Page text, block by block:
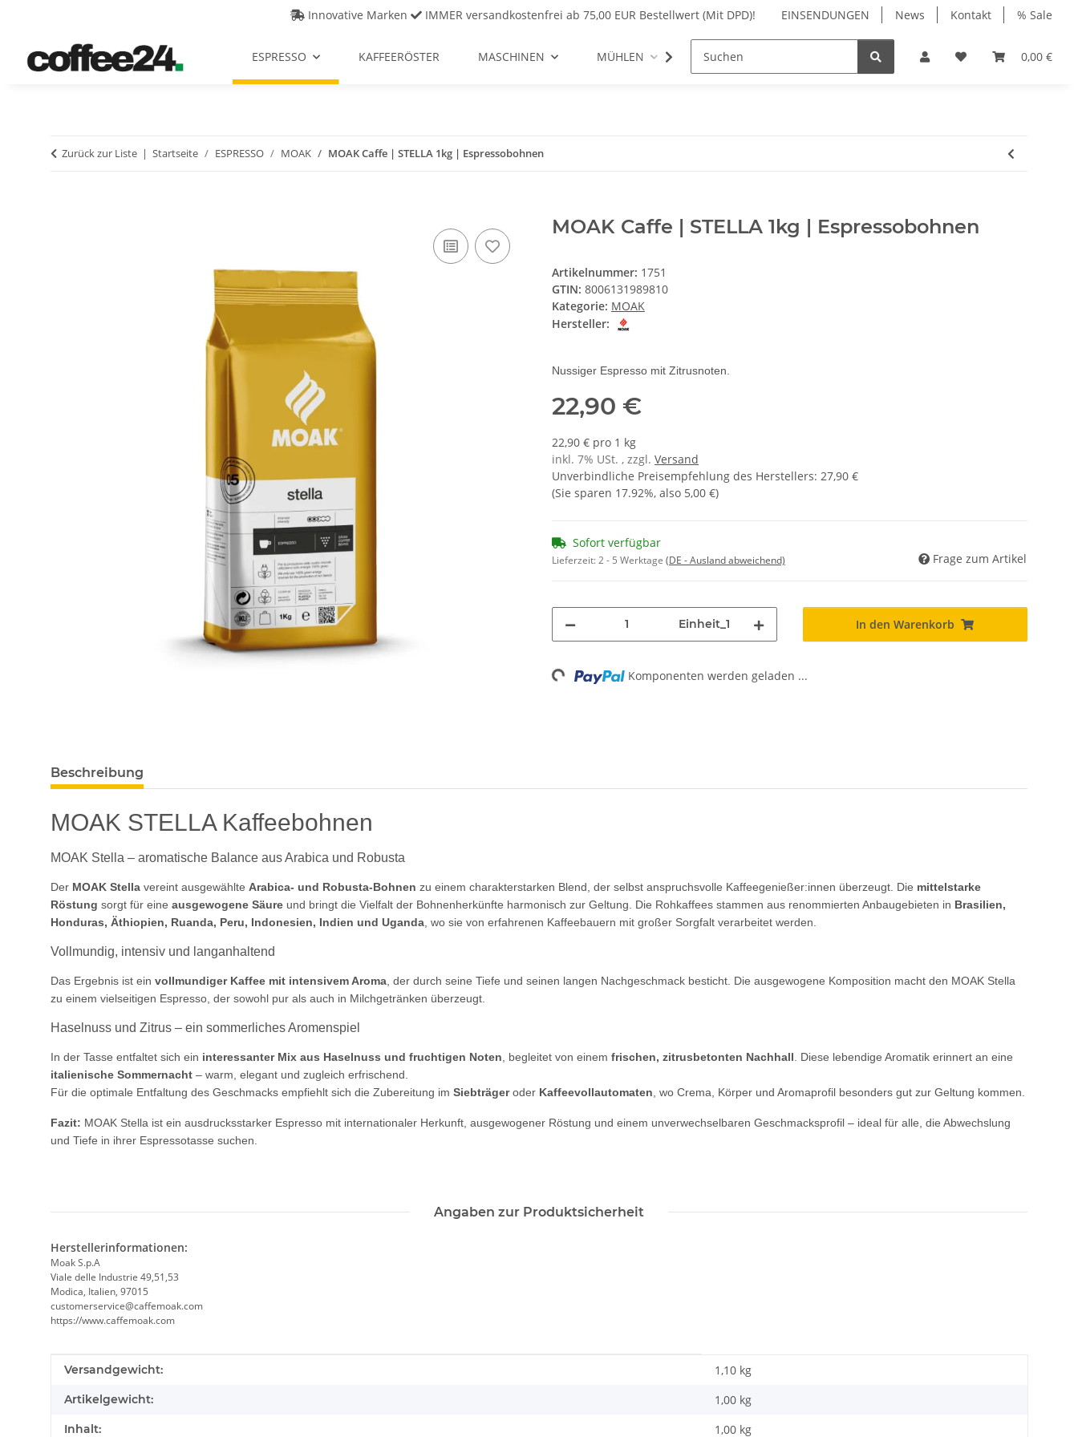
EINSENDUNGEN News Kontakt % Sale
Innovative Marken IMMER versandkostenfrei ab 75,00 EUR Bestellwert (Mit DPD)!
0,00 €
ESPRESSO KAFFEERÖSTER MASCHINEN MÜHLEN REINIGUNG WARTUNG | REPARATUR
Zurück zur Liste Startseite ESPRESSO MOAK MOAK Caffe | STELLA 1kg | Espressobohnen
MOAK Caffe | STELLA 1kg | Espressobohnen
Artikelnummer: 1751
GTIN: 8006131989810
Kategorie: MOAK
Hersteller:
Nussiger Espresso mit Zitrusnoten.
22,90 €
22,90 € pro 1 kg
inkl. 7% USt. , zzgl. Versand
Unverbindliche Preisempfehlung des Herstellers: 27,90 €
(Sie sparen 17.92%, also 5,00 €)
Sofort verfügbar
Lieferzeit:2 - 5 Werktage (DE - Ausland abweichend) Frage zum Artikel
Einheit_1 In den Warenkorb
Loading... Komponenten werden geladen ...
Beschreibung
MOAK STELLA Kaffeebohnen
MOAK Stella – aromatische Balance aus Arabica und Robusta
Der MOAK Stella vereint ausgewählte Arabica- und Robusta-Bohnen zu einem charakterstarken Blend, der selbst anspruchsvolle Kaffeegenießer:innen überzeugt. Die mittelstarke
Röstung sorgt für eine ausgewogene Säure und bringt die Vielfalt der Bohnenherkünfte harmonisch zur Geltung. Die Rohkaffees stammen aus renommierten Anbaugebieten in Brasilien,
Honduras, Äthiopien, Ruanda, Peru, Indonesien, Indien und Uganda, wo sie von erfahrenen Kaffeebauern mit großer Sorgfalt verarbeitet werden.
Vollmundig, intensiv und langanhaltend
Das Ergebnis ist ein vollmundiger Kaffee mit intensivem Aroma, der durch seine Tiefe und seinen langen Nachgeschmack besticht. Die ausgewogene Komposition macht den MOAK Stella
zu einem vielseitigen Espresso, der sowohl pur als auch in Milchgetränken überzeugt.
Haselnuss und Zitrus – ein sommerliches Aromenspiel
In der Tasse entfaltet sich ein interessanter Mix aus Haselnuss und fruchtigen Noten, begleitet von einem frischen, zitrusbetonten Nachhall. Diese lebendige Aromatik erinnert an eine
italienische Sommernacht – warm, elegant und zugleich erfrischend.
Für die optimale Entfaltung des Geschmacks empfiehlt sich die Zubereitung im Siebträgeroder Kaffeevollautomaten, wo Crema, Körper und Aromaprofil besonders gut zur Geltung kommen.
Fazit: MOAK Stella ist ein ausdrucksstarker Espresso mit internationaler Herkunft, ausgewogener Röstung und einem unverwechselbaren Geschmacksprofil – ideal für alle, die Abwechslung
und Tiefe in ihrer Espressotasse suchen.
Angaben zur Produktsicherheit
Herstellerinformationen:
Moak S.p.A
Viale delle Industrie 49,51,53
Modica, Italien, 97015
customerservice@caffemoak.com
https://www.caffemoak.com
Produkteigenschaft
Wert
Versandgewicht: 1,10 kg
Artikelgewicht: 1,00 kg
Inhalt: 1,00 kg